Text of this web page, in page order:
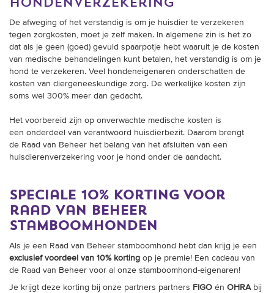
Zoek een vereniging
Activiteiten agenda
Inlog leden / officials
Over ons
Contact & support
Vacatures
hondenverzekering
De afweging of het verstandig is om je huisdier te verzekeren
tegen zorgkosten, moet je zelf maken. In algemene zin is het zo
dat als je geen (goed) gevuld spaarpotje hebt waaruit je de kosten
van medische behandelingen kunt betalen, het verstandig is om je
hond te verzekeren. Veel hondeneigenaren onderschatten de
kosten van diergeneeskundige zorg. De werkelijke kosten zijn
soms wel 300% meer dan gedacht.
Het voorbereid zijn op onverwachte medische kosten is
een onderdeel van verantwoord huisdierbezit. Daarom brengt
de Raad van Beheer het belang van het afsluiten van een
huisdierenverzekering voor je hond onder de aandacht.
speciale 10% korting voor
raad van beheer
stamboomhonden
Als je een Raad van Beheer stamboomhond hebt dan krijg je een
exclusief voordeel van 10% korting op je premie! Een cadeau van
de Raad van Beheer voor al onze stamboomhond-eigenaren!
Je krijgt deze korting bij onze partners partners FIGO én OHRA bij